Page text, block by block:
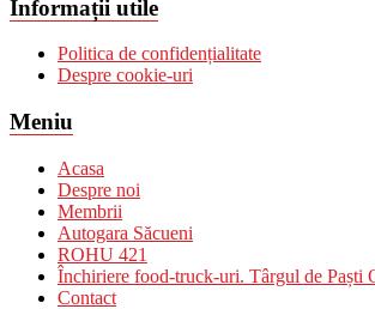
Informații utile
Politica de confidențialitate
Despre cookie-uri
Meniu
Acasa
Despre noi
Membrii
Autogara Săcueni
ROHU 421
Închiriere food-truck-uri. Târgul de Paști
Contact